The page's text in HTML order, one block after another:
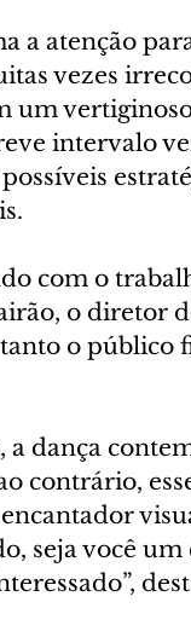
a atenção
vezes
um
intervalo
com o
o diretor
o público
dança
contrário,
seja você